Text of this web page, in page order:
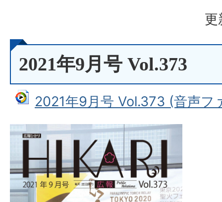
更
2021年9月号 Vol.373
2021年9月号 Vol.373 (音声フ